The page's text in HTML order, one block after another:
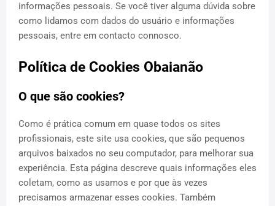
informações pessoais. Se você tiver alguma dúvida sobre
como lidamos com dados do usuário e informações
pessoais, entre em contacto connosco.
Política de Cookies Obaianão
O que são cookies?
Como é prática comum em quase todos os sites
profissionais, este site usa cookies, que são pequenos
arquivos baixados no seu computador, para melhorar sua
experiência. Esta página descreve quais informações eles
coletam, como as usamos e por que às vezes
precisamos armazenar esses cookies. Também